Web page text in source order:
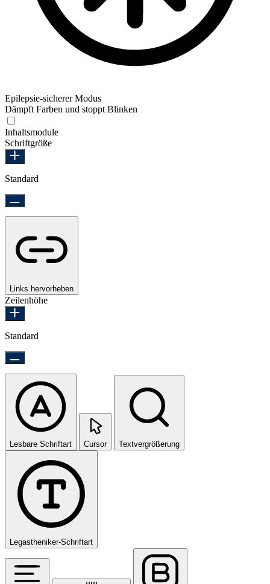
Epilepsie-sicherer Modus
Dämpft Farben und stoppt Blinken
Inhaltsmodule
Schriftgröße
Standard
Links hervorheben
Zeilenhöhe
Standard
Lesbare Schriftart Cursor Textvergrößerung
Legastheniker-Schriftart